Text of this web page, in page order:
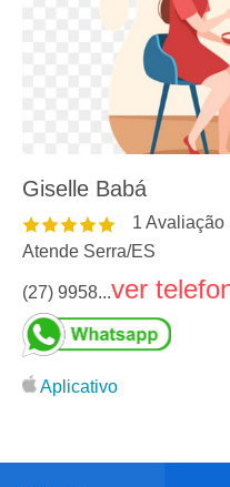
Giselle Babá
1 Avaliação
Atende Serra/ES
(27) 9958...ver
Aplicativo